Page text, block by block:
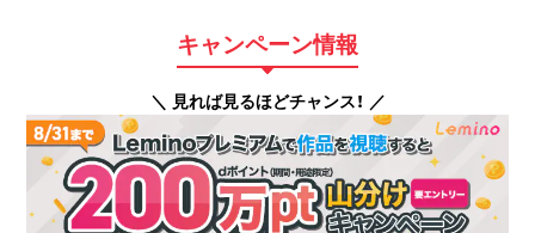
キャンペーン情報
＼ 見れば見るほどチャンス！ ／